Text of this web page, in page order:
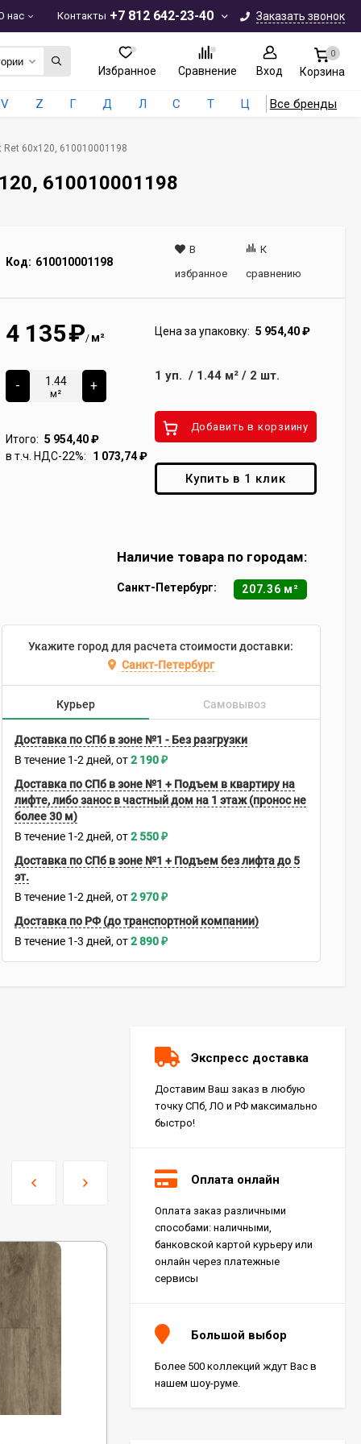
+7 812 642-23-40 Заказать звонок
нас Контакты
Избранное Сравнение Вход
0
Корзина
V Z Г Д Л С Т Ц Все бренды
Ret 60x120, 610010001198
610010001198
Код: 610010001198
В
избранное
К
сравнению
4 135₽/ м²
-
м²
+
Итого: 5 954,40₽
в т.ч. НДС-22%:
1 073,74₽
Цена за упаковку: 5 954,40₽
1 уп. / 1.44м²/ 2 шт.
Добавить в корзиину
Купить в 1 клик
Наличие товара по городам:
Санкт-Петербург: 207.36 м²
Укажите город для расчета стоимости доставки:
Санкт-Петербург
Курьер Самовывоз
Доставка по СПб в зоне №1 - Без разгрузки
В течение 1-2 дней 2 190₽
Доставка по СПб в зоне №1 + Подъем в квартиру на
лифте, либо занос в частный дом на 1 этаж (пронос не
более 30 м)
В течение 1-2 дней 2 550₽
Доставка по СПб в зоне №1 + Подъем без лифта до 5
эт.
В течение 1-2 дней 2 970₽
Доставка по РФ (до транспортной компании)
В течение 1-3 дней 2 890₽
Экспресс доставка
Доставим Ваш заказ в любую
точку СПб, ЛО и РФ максимально
быстро!
Оплата онлайн
Оплата заказ различными
способами: наличными,
банковской картой курьеру или
онлайн через платежные
сервисы
Большой выбор
Более 500 коллекций ждут Вас в
нашем шоу-руме.
Керамогранит Italon
Charme Extra Silver Ret
60x120, 610010001196
Charme Evo Imperiale
Ret 60x120,